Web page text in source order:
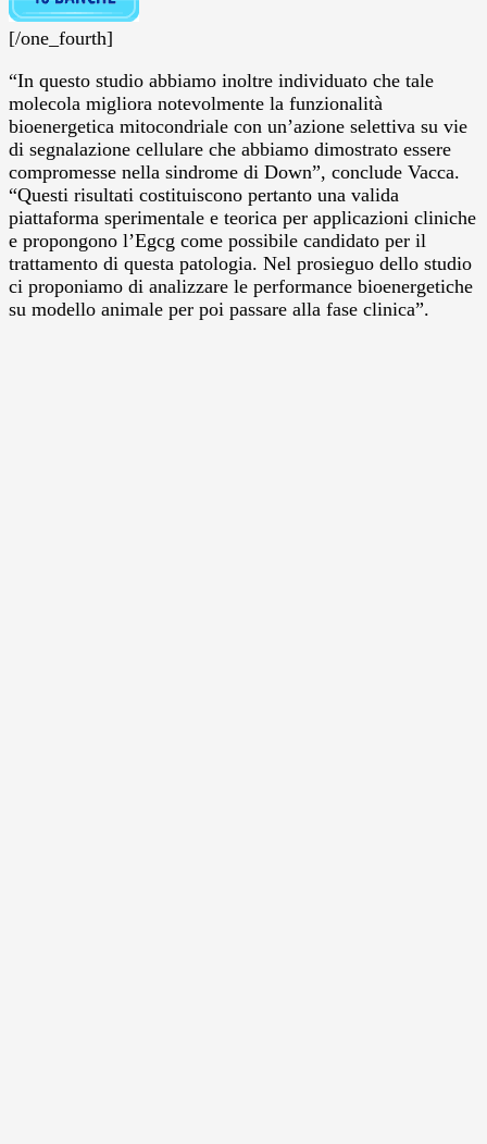
[/one_fourth]
“In questo studio abbiamo inoltre individuato che tale
molecola migliora notevolmente la funzionalità
bioenergetica mitocondriale con un’azione selettiva su vie
di segnalazione cellulare che abbiamo dimostrato essere
compromesse nella sindrome di Down”, conclude Vacca.
“Questi risultati costituiscono pertanto una valida
piattaforma sperimentale e teorica per applicazioni cliniche
e propongono l’Egcg come possibile candidato per il
trattamento di questa patologia. Nel prosieguo dello studio
ci proponiamo di analizzare le performance bioenergetiche
su modello animale per poi passare alla fase clinica”.